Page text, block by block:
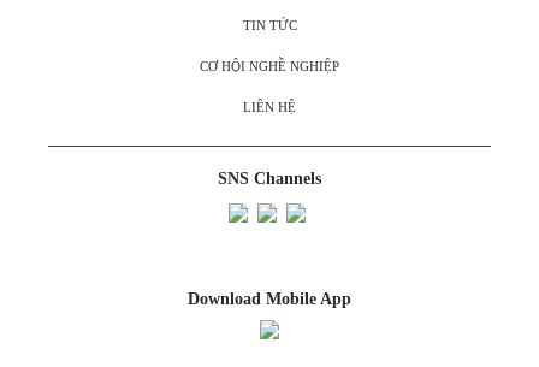
TIN TỨC
CƠ HỘI NGHỀ NGHIỆP
LIÊN HỆ
SNS Channels
Download Mobile App